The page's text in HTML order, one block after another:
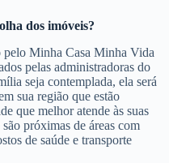
dos imóveis?
pelo Minha Casa Minha Vida
pelas administradoras do
seja contemplada, ela será
sua região que estão
que melhor atende às suas
próximas de áreas com
de saúde e transporte